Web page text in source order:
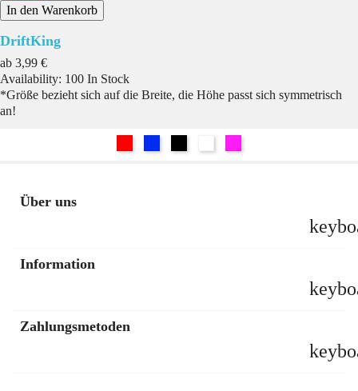
In den Warenkorb
DriftKing
ab Preis
3,99 €
Availability: 100 In Stock
*Größe bezieht sich auf die Breite, die Höhe passt sich symmetrisch
an!
Über uns
Information
Zahlungsmetoden